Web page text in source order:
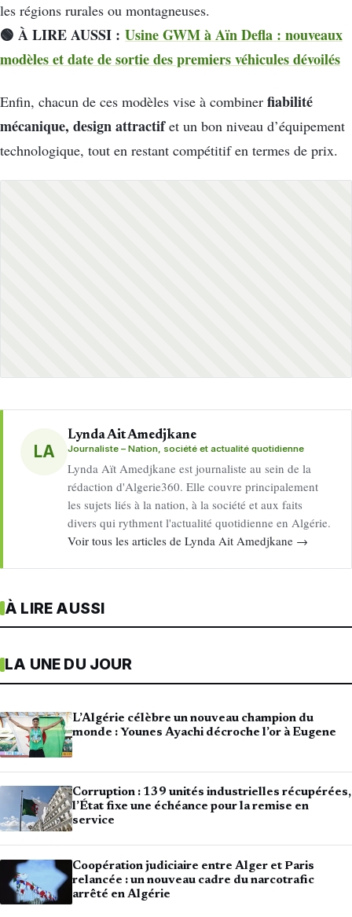
les régions rurales ou montagneuses.
🟢 À LIRE AUSSI : Usine GWM à Aïn Defla : nouveaux
modèles et date de sortie des premiers véhicules dévoilés
Enfin, chacun de ces modèles vise à combiner fiabilité
mécanique, design attractifet un bon niveau d’équipement
technologique, tout en restant compétitif en termes de prix.
LA
Lynda Ait Amedjkane
Journaliste – Nation, société et actualité quotidienne
Lynda Aït Amedjkane est journaliste au sein de la
rédaction d'Algerie360. Elle couvre principalement
les sujets liés à la nation, à la société et aux faits
divers qui rythment l'actualité quotidienne en Algérie.
Voir tous les articles de Lynda Ait Amedjkane →
À LIRE AUSSI
LA UNE DU JOUR
L’Algérie célèbre un nouveau champion du
monde : Younes Ayachi décroche l’or à Eugene
Corruption : 139 unités industrielles récupérées,
l’État fixe une échéance pour la remise en
service
Coopération judiciaire entre Alger et Paris
relancée : un nouveau cadre du narcotrafic
arrêté en Algérie